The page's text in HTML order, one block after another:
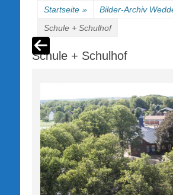
Startseite » Bilder-Archiv
Schule + Schulhof
Schule + Schulhof